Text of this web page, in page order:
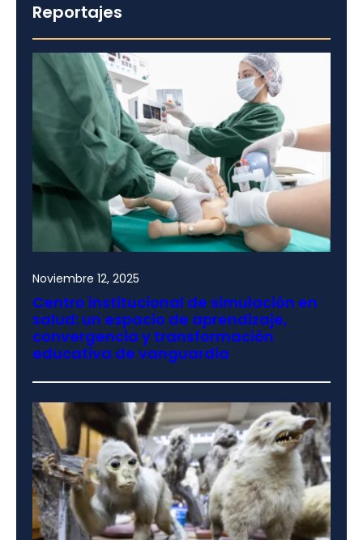
Reportajes
Noviembre 12, 2025
Centro institucional de simulación en
salud: un espacio de aprendizaje,
convergencia y transformación
educativa de vanguardia